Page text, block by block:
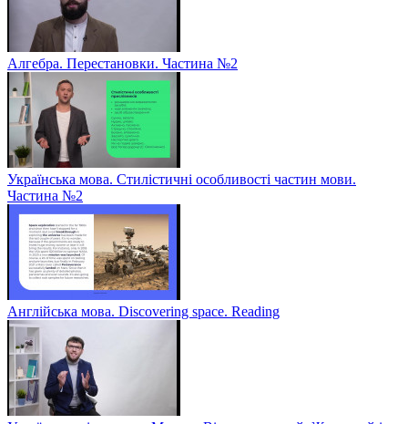
Алгебра. Перестановки. Частина №2
Українська мова. Стилістичні особливості частин мови.
Частина №2
Англійська мова. Discovering space. Reading